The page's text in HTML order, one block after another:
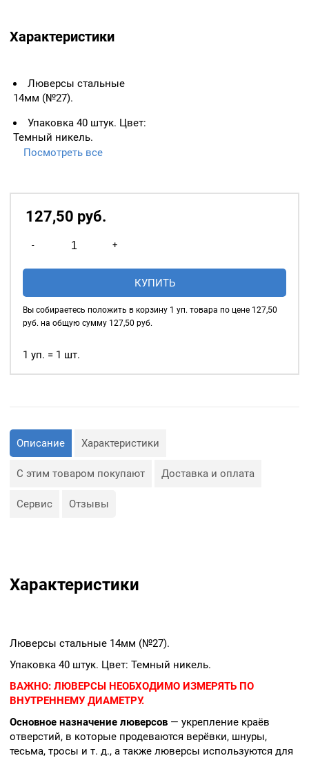
Характеристики
Люверсы стальные
14мм (№27).
Упаковка 40 штук. Цвет:
Темный никель.
ВАЖНО:
ПО ВНУТРЕННЕМУ
люверсов
— укрепление
продеваются верёвки,
шнуры, тесьма, тросы и т.
используются для
Сфера применения
люверсов очень обширная:
объектов наружной
рекламы (баннеров);
— Изготовление
туристического
— Декор, творчество,
полиграфия.
Посмотреть все
127,50 руб.
-
товара
Люверсы
уп.
шт,
+
КУПИТЬ
Вы собираетесь положить в корзину 1 уп. товара по цене 127,50
руб. на общую сумму 127,50 руб.
1 уп. = 1 шт.
Описание Характеристики
С этим товаром покупают Доставка и оплата
Сервис Отзывы
Характеристики
Люверсы стальные 14мм (№27).
Упаковка 40 штук. Цвет: Темный никель.
ВАЖНО: ЛЮВЕРСЫ НЕОБХОДИМО ИЗМЕРЯТЬ ПО
ВНУТРЕННЕМУ ДИАМЕТРУ.
Основное назначение люверсов — укрепление краёв
отверстий, в которые продеваются верёвки, шнуры,
тесьма, тросы и т. д., а также люверсы используются для